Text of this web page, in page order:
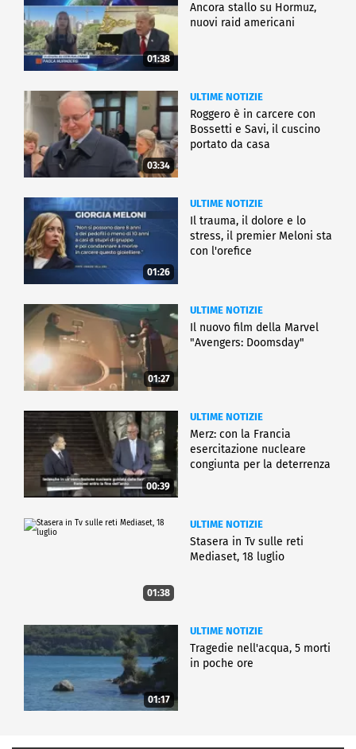
01:38
Ancora stallo su Hormuz,
nuovi raid americani
03:34
ULTIME NOTIZIE
Roggero è in carcere con
Bossetti e Savi, il cuscino
portato da casa
01:26
ULTIME NOTIZIE
Il trauma, il dolore e lo
stress, il premier Meloni sta
con l'orefice
01:27
ULTIME NOTIZIE
Il nuovo film della Marvel
"Avengers: Doomsday"
00:39
ULTIME NOTIZIE
Merz: con la Francia
esercitazione nucleare
congiunta per la deterrenza
01:38
ULTIME NOTIZIE
Stasera in Tv sulle reti
Mediaset, 18 luglio
01:17
ULTIME NOTIZIE
Tragedie nell'acqua, 5 morti
in poche ore